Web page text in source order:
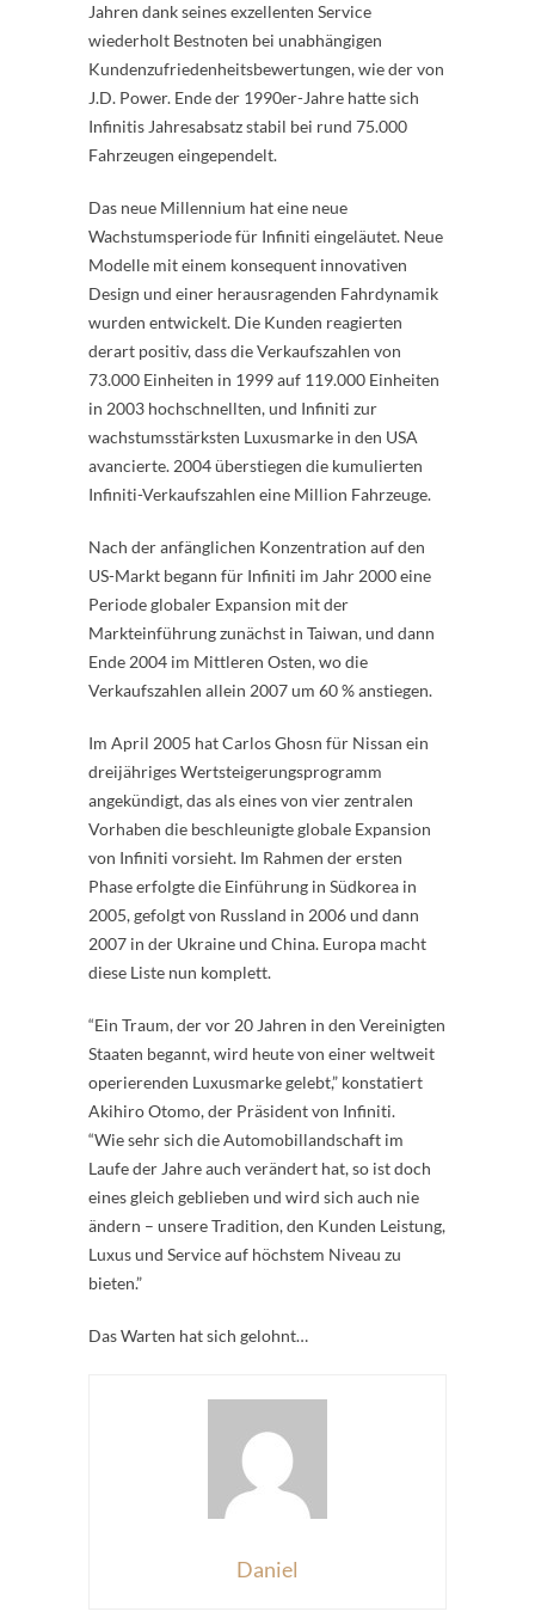
Jahren dank seines exzellenten Service
wiederholt Bestnoten bei unabhängigen
Kundenzufriedenheitsbewertungen, wie der von
J.D. Power. Ende der 1990er-Jahre hatte sich
Infinitis Jahresabsatz stabil bei rund 75.000
Fahrzeugen eingependelt.
Das neue Millennium hat eine neue
Wachstumsperiode für Infiniti eingeläutet. Neue
Modelle mit einem konsequent innovativen
Design und einer herausragenden Fahrdynamik
wurden entwickelt. Die Kunden reagierten
derart positiv, dass die Verkaufszahlen von
73.000 Einheiten in 1999 auf 119.000 Einheiten
in 2003 hochschnellten, und Infiniti zur
wachstumsstärksten Luxusmarke in den USA
avancierte. 2004 überstiegen die kumulierten
Infiniti-Verkaufszahlen eine Million Fahrzeuge.
Nach der anfänglichen Konzentration auf den
US-Markt begann für Infiniti im Jahr 2000 eine
Periode globaler Expansion mit der
Markteinführung zunächst in Taiwan, und dann
Ende 2004 im Mittleren Osten, wo die
Verkaufszahlen allein 2007 um 60 % anstiegen.
Im April 2005 hat Carlos Ghosn für Nissan ein
dreijähriges Wertsteigerungsprogramm
angekündigt, das als eines von vier zentralen
Vorhaben die beschleunigte globale Expansion
von Infiniti vorsieht. Im Rahmen der ersten
Phase erfolgte die Einführung in Südkorea in
2005, gefolgt von Russland in 2006 und dann
2007 in der Ukraine und China. Europa macht
diese Liste nun komplett.
“Ein Traum, der vor 20 Jahren in den Vereinigten
Staaten begannt, wird heute von einer weltweit
operierenden Luxusmarke gelebt,” konstatiert
Akihiro Otomo, der Präsident von Infiniti.
“Wie sehr sich die Automobillandschaft im
Laufe der Jahre auch verändert hat, so ist doch
eines gleich geblieben und wird sich auch nie
ändern – unsere Tradition, den Kunden Leistung,
Luxus und Service auf höchstem Niveau zu
bieten.”
Das Warten hat sich gelohnt…
Daniel